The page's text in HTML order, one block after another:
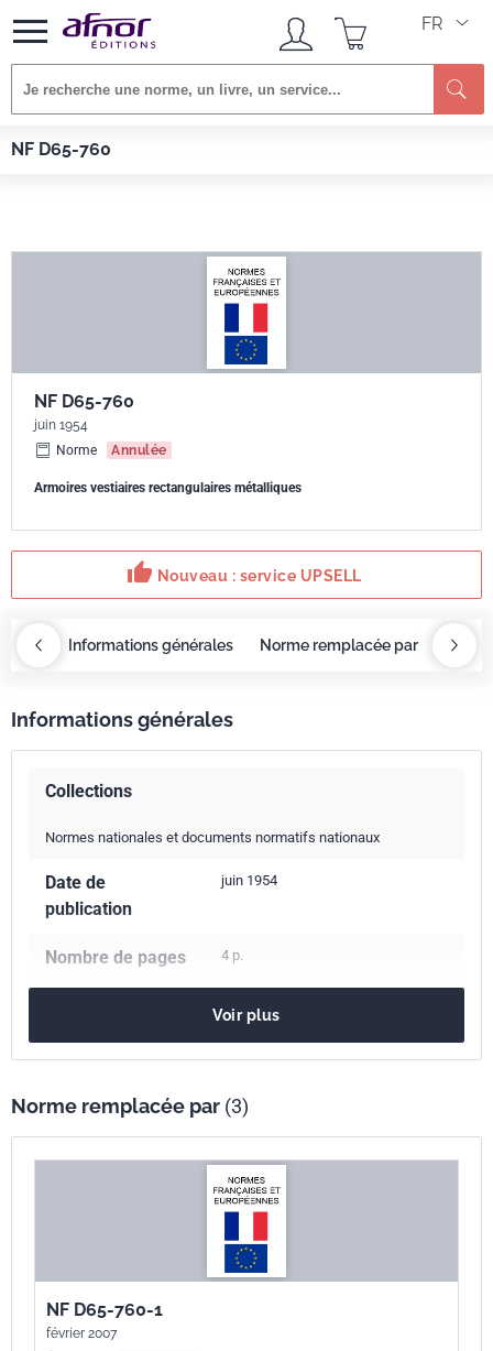
FR
NF D65-760
Afnor EDITIONS
NF D65-760
juin 1954
Norme
Annulée
Armoires vestiaires rectangulaires métalliques
thumb_up Nouveau : service UPSELL
Informations générales Norme remplacée par
Informations générales
Collections
Normes nationales et documents normatifs nationaux
Date de
publication
juin 1954
Nombre de pages 4 p.
Codes ICS
Indice de
D65-760
1 - décembre 1997
Voir plus
Norme remplacée par (3)
NF D65-760-1
février 2007